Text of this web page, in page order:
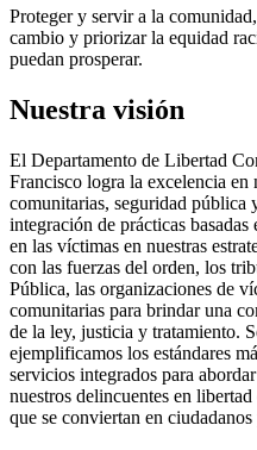
Proteger y servir a la
cambio y priorizar la equidad
puedan prosperar.
Nuestra visión
El Departamento de Libertad
Francisco logra la excelencia en
comunitarias, seguridad pública
integración de prácticas
en las víctimas en nuestras
con las fuerzas del orden, los
Pública, las organizaciones de
comunitarias para brindar una
de la ley, justicia y tratamiento.
ejemplificamos los estándares
servicios integrados para
nuestros delincuentes en
que se conviertan en